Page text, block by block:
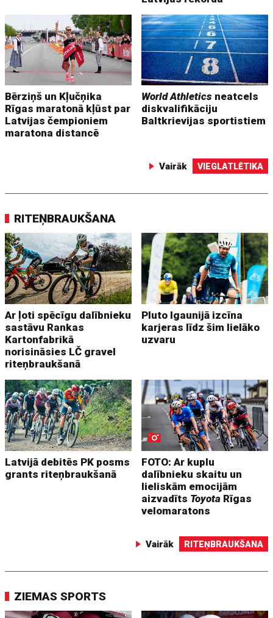
Bērziņš un Kļučņika
Rīgas maratonā kļūst par
Latvijas čempioniem
maratona distancē
World Athletics neatcels
diskvalifikāciju
Baltkrievijas sportistiem
Vairāk VIEGLATLĒTIKA
RITEŅBRAUKŠANA
Ar ļoti spēcīgu dalībnieku
sastāvu Rankas
Kartonfabrikā
norisināsies LČ gravel
riteņbraukšanā
Pluto Igaunijā izcīna
karjeras līdz šim lielāko
uzvaru
Latvijā debitēs PK posms
grants riteņbraukšanā
FOTO: Ar kuplu
dalībnieku skaitu un
lieliskām emocijām
aizvadīts Toyota Rīgas
velomaratons
Vairāk RITEŅBRAUKŠANA
ZIEMAS SPORTS